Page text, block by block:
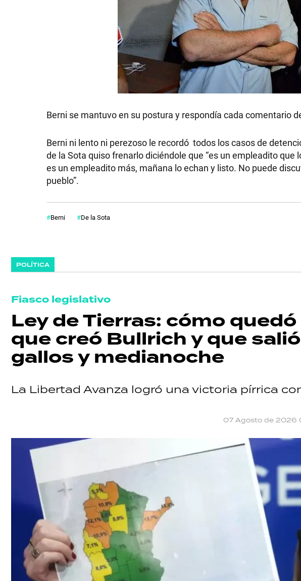
Berni se mantuvo en su postura y respondía cada comentario
Berni ni lento ni perezoso le recordó todos los casos de
de la Sota quiso frenarlo diciéndole que “es un empleadito
es un empleadito más, mañana lo echan y listo. No puede
pueblo”.
Berni De la Sota
POLÍTICA
Fiasco legislativo
Ley de Tierras: cómo
que creó Bullrich y que
gallos y medianoche
La Libertad Avanza logró una victoria pírrica
07 Agosto de 2026
DEPORTES
TECNOLOGÍA